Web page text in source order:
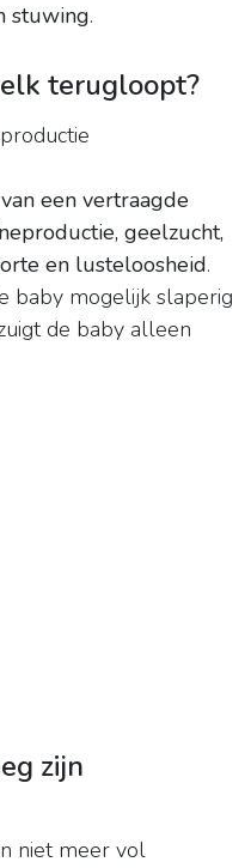
stuwing.
terugloopt?
een vertraagde
geelzucht,
en lusteloosheid.
baby mogelijk slaperig
de baby alleen
zijn
niet meer vol